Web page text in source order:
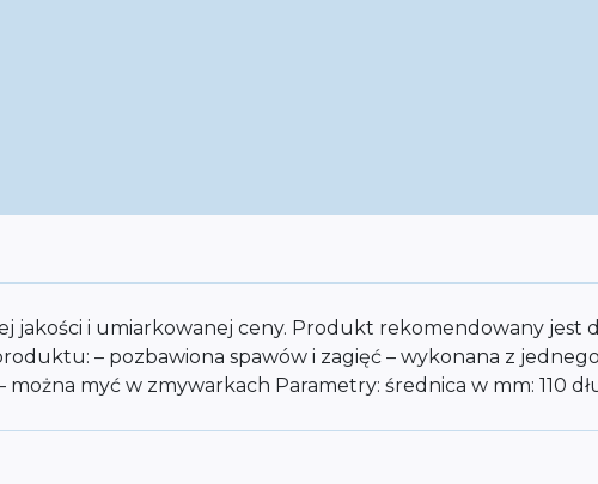
jakości i umiarkowanej ceny. Produkt rekomendowany jest
– pozbawiona spawów i zagięć – wykonana z jednego
myć w zmywarkach Parametry: średnica w mm: 110